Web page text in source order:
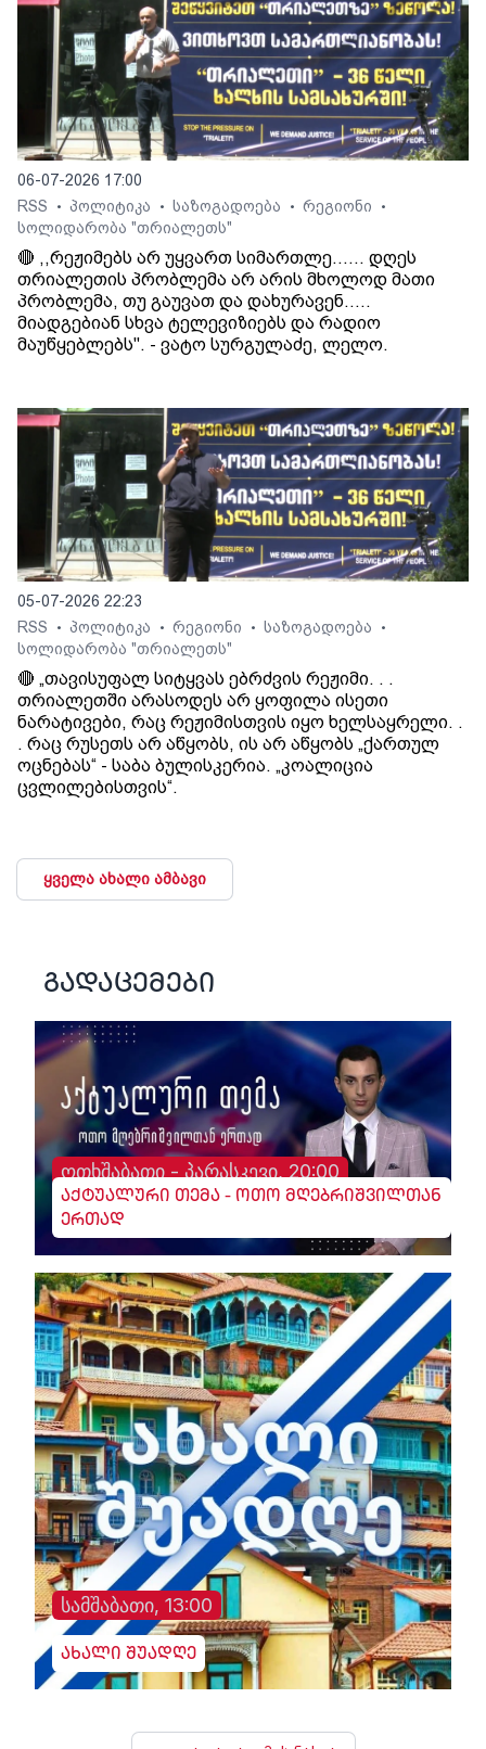
06-07-2026 17:00
RSS
• პოლიტიკა • საზოგადოება • რეგიონი •
სოლიდარობა "თრიალეთს"
🔴 ,,რეჟიმებს არ უყვართ სიმართლე...... დღეს
თრიალეთის პრობლემა არ არის მხოლოდ მათი
პრობლემა, თუ გაუვათ და დახურავენ.....
მიადგებიან სხვა ტელევიზიებს და რადიო
მაუწყებლებს". - ვატო სურგულაძე, ლელო.
05-07-2026 22:23
RSS
• პოლიტიკა • რეგიონი • საზოგადოება •
სოლიდარობა "თრიალეთს"
🔴 „თავისუფალ სიტყვას ებრძვის რეჟიმი. . .
თრიალეთში არასოდეს არ ყოფილა ისეთი
ნარატივები, რაც რეჟიმისთვის იყო ხელსაყრელი. .
. რაც რუსეთს არ აწყობს, ის არ აწყობს „ქართულ
ოცნებას“ - საბა ბულისკერია. „კოალიცია
ცვლილებისთვის“.
ყველა ახალი ამბავი
გადაცემები
ოთხშაბათი - პარასკევი, 20:00
აქტუალური თემა - ოთო მღებრიშვილთან
ერთად
სამშაბათი, 13:00
ახალი შუადღე